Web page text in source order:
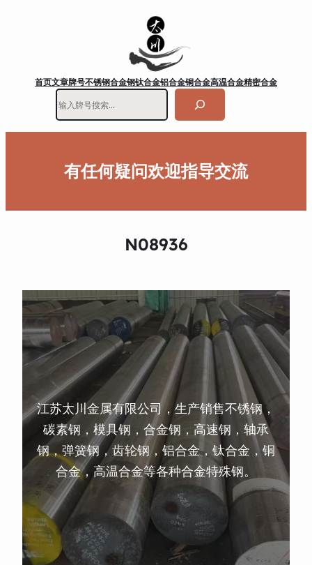
首页文章牌号不锈钢合金钢钛合金铝合金铜合金高温合金精密合金
有任何疑问欢迎指导交流
N08936
江苏太川金属有限公司，生产销售不锈钢，
碳素钢，模具钢，合金钢，高速钢，轴承
钢，弹簧钢，齿轮钢，铝合金，钛合金，铜
合金，高温合金等各种合金特殊钢。